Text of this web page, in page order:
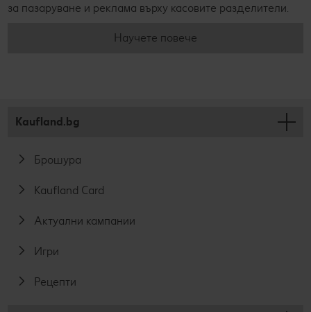
за пазаруване и реклама върху касовите разделители.
Научете повече
Kaufland.bg
Брошура
Kaufland Card
Актуални кампании
Игри
Рецепти